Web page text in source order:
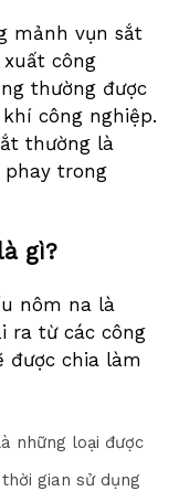
mảnh vụn sắt
công
thường được
công nghiệp.
thường là
phay trong
gì?
nôm na là
ra từ các công
được chia làm
những loại được
gian sử dụng